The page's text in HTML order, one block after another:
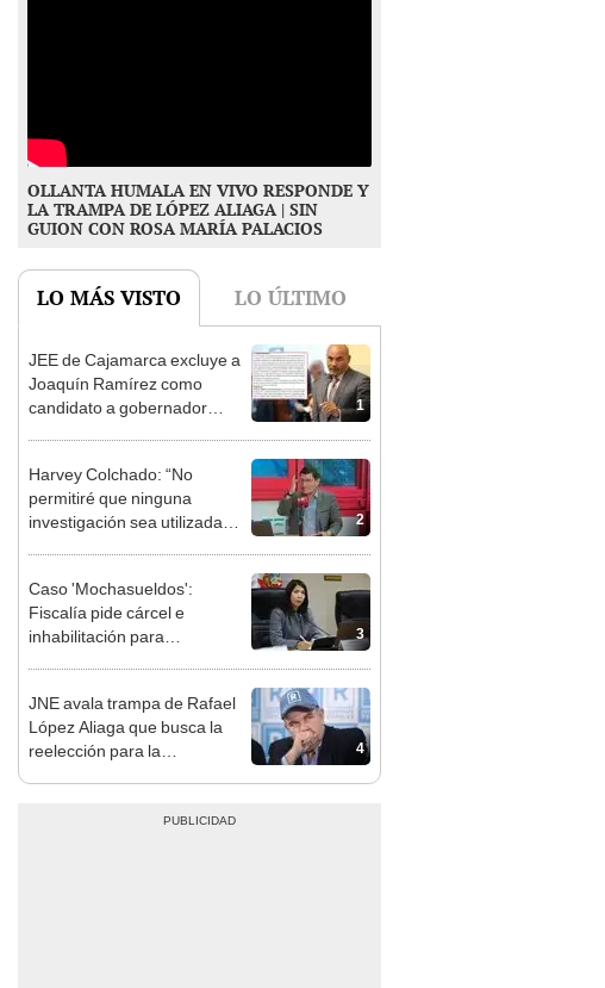
OLLANTA HUMALA EN VIVO RESPONDE Y
LA TRAMPA DE LÓPEZ ALIAGA | SIN
GUION CON ROSA MARÍA PALACIOS
LO MÁS VISTO LO ÚLTIMO
1
JEE de Cajamarca excluye a
Joaquín Ramírez como
candidato a gobernador
2
Harvey Colchado: “No
permitiré que ninguna
investigación sea utilizada
3
Caso 'Mochasueldos':
Fiscalía pide cárcel e
inhabilitación para
4
JNE avala trampa de Rafael
López Aliaga que busca la
reelección para la